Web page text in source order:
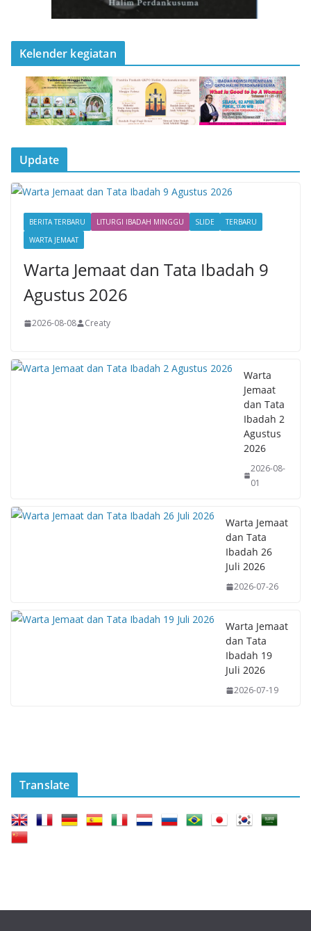
Kelender kegiatan
Update
BERITA TERBARU LITURGI IBADAH MINGGU SLIDE
TERBARU
WARTA JEMAAT
Warta Jemaat dan Tata Ibadah 9
Agustus 2026
2026-08-08 Creaty
Warta
Jemaat
dan Tata
Ibadah 2
Agustus
2026
2026-08-
01
Warta Jemaat
dan Tata
Ibadah 26
Juli 2026
2026-07-26
Warta Jemaat
dan Tata
Ibadah 19
Juli 2026
2026-07-19
Translate